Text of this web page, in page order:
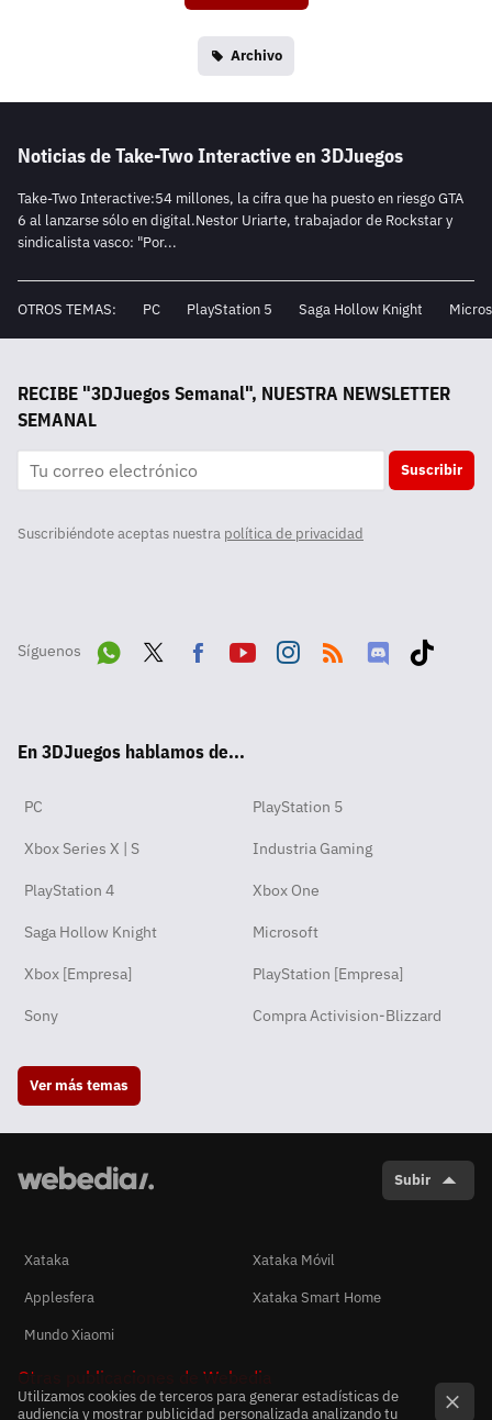
Archivo
Noticias de Take-Two Interactive en 3DJuegos
Take-Two Interactive:54 millones, la cifra que ha puesto en riesgo GTA
6 al lanzarse sólo en digital.Nestor Uriarte, trabajador de Rockstar y
sindicalista vasco: "Por...
OTROS TEMAS: PC PlayStation 5 Saga Hollow Knight
RECIBE "3DJuegos Semanal", NUESTRA NEWSLETTER
SEMANAL
Suscribir
Suscribiéndote aceptas nuestra política de privacidad
Síguenos
pp
ok
En 3DJuegos hablamos de...
PC PlayStation 5
Xbox Series X | S Industria Gaming
PlayStation 4 Xbox One
Saga Hollow Knight Microsoft
Xbox [Empresa] PlayStation [Empresa]
Sony Compra Activision-Blizzard
Ver más temas
Subir
Xataka
Xataka Móvil
Applesfera
Xataka Smart Home
Mundo Xiaomi
Otras publicaciones de Webedia
Utilizamos cookies de terceros para generar estadísticas de
audiencia y mostrar publicidad personalizada analizando tu